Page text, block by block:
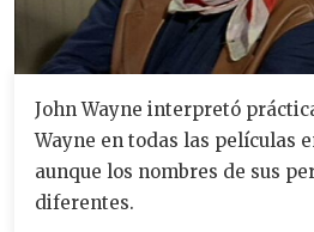
John Wayne interpretó
Wayne en todas las películas
aunque los nombres de sus
diferentes.